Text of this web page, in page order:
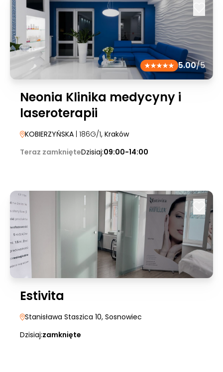
5.00/5
Neonia Klinika medycyny i
laseroterapii
KOBIERZYŃSKA | 186G/1, Kraków
Teraz zamknięteDzisiaj:09:00-14:00
Estivita
Stanisława Staszica 10, Sosnowiec
Dzisiaj:zamknięte